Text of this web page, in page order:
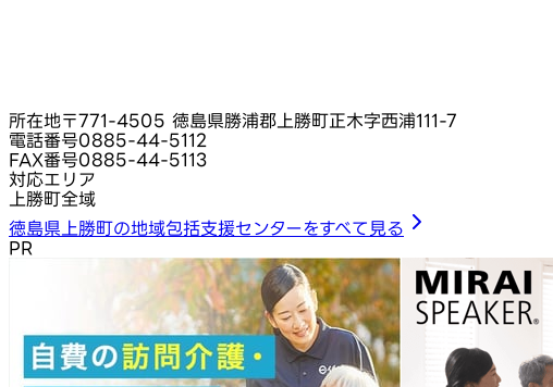
所在地〒771-4505 徳島県勝浦郡上勝町正木字西浦111-7
電話番号0885-44-5112
FAX番号0885-44-5113
対応エリア
上勝町全域
徳島県上勝町の地域包括支援センターをすべて見る
PR